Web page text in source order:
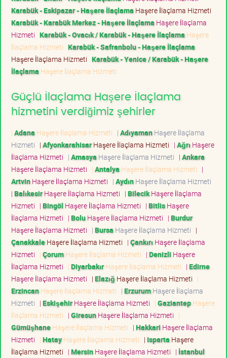
Karabük - Eskipazar - Haşere İlaçlama Haşere İlaçlama Hizmeti
Karabük - Karabük Merkez - Haşere İlaçlama Haşere İlaçlama
Hizmeti Karabük - Ovacık / Karabük - Haşere İlaçlama Haşere
İlaçlama Hizmeti Karabük - Safranbolu - Haşere İlaçlama
Haşere İlaçlama Hizmeti Karabük - Yenice / Karabük - Haşere
İlaçlama Haşere İlaçlama Hizmeti
Güçlü İlaçlama Haşere İlaçlama
hizmetini verdiğimiz şehirler
| Adana Haşere İlaçlama Hizmeti | AdıyamanHaşere İlaçlama
Hizmeti | AfyonkarahisarHaşere İlaçlama Hizmeti | Ağrı Haşere
İlaçlama Hizmeti | Amasya Haşere İlaçlama Hizmeti | Ankara
Haşere İlaçlama Hizmeti | Antalya Haşere İlaçlama Hizmeti |
ArtvinHaşere İlaçlama Hizmeti | AydınHaşere İlaçlama Hizmeti
| BalıkesirHaşere İlaçlama Hizmeti | BilecikHaşere İlaçlama
Hizmeti | Bingöl Haşere İlaçlama Hizmeti | BitlisHaşere
İlaçlama Hizmeti | BoluHaşere İlaçlama Hizmeti | Burdur
Haşere İlaçlama Hizmeti | Bursa Haşere İlaçlama Hizmeti |
ÇanakkaleHaşere İlaçlama Hizmeti | Çankırı Haşere İlaçlama
Hizmeti | ÇorumHaşere İlaçlama Hizmeti | Denizli Haşere
İlaçlama Hizmeti | DiyarbakırHaşere İlaçlama Hizmeti | Edirne
Haşere İlaçlama Hizmeti | Elazığ Haşere İlaçlama Hizmeti |
ErzincanHaşere İlaçlama Hizmeti | ErzurumHaşere İlaçlama
Hizmeti | EskişehirHaşere İlaçlama Hizmeti | GaziantepHaşere
İlaçlama Hizmeti | GiresunHaşere İlaçlama Hizmeti |
GümüşhaneHaşere İlaçlama Hizmeti | Hakkari Haşere İlaçlama
Hizmeti | HatayHaşere İlaçlama Hizmeti | Isparta Haşere
İlaçlama Hizmeti | MersinHaşere İlaçlama Hizmeti | İstanbul